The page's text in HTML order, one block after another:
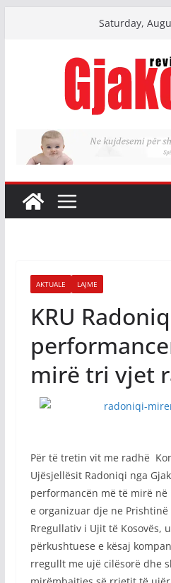
Saturday,
AKTUALE LAJME
KRU
mirë tri vjet
Për të tretin vit me radhë
Ujësjellësit Radoniqi nga
performancën më të mirë në
e organizuar dje ne
Rregullativ i Ujit të Kosovës,
përkushtuese e kësaj
rregullt me ujë cilësorë dhe